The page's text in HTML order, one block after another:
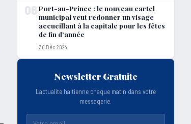
06Port-au-Prince : le nouveau cartel
municipal veut redonner un visage
accueillant à la capitale pour les fêtes
de fin d’année
30 Déc 2024
Newsletter Gratuite
L'actualite haitienne chaque matin dans votre
messagerie.